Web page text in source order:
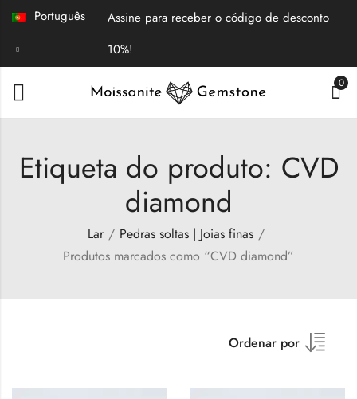
Português
Assine para receber o código de desconto
10%!
0
Etiqueta do produto: CVD
diamond
Lar
Pedras soltas | Joias finas
Produtos marcados como “CVD diamond”
Ordenar por